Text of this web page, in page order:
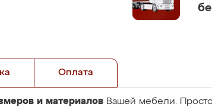
Оплата
и материалов Вашей мебели.